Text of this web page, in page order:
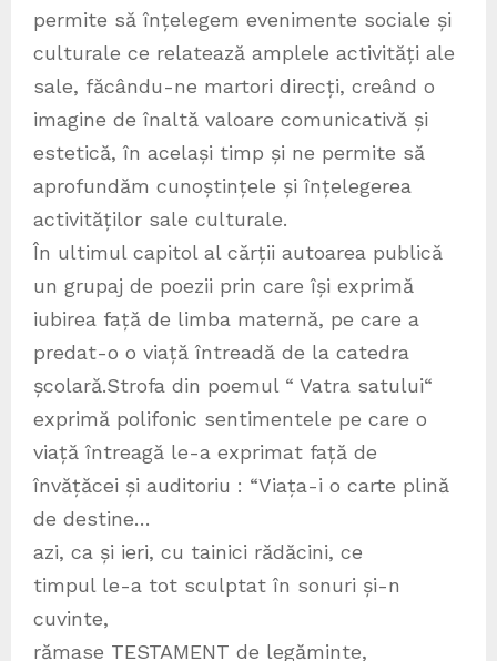
permite să înțelegem evenimente sociale și
culturale ce relatează amplele activități ale
sale, făcându-ne martori direcți, creând o
imagine de înaltă valoare comunicativă și
estetică, în același timp și ne permite să
aprofundăm cunoștințele și înțelegerea
activităților sale culturale.
În ultimul capitol al cărții autoarea publică
un grupaj de poezii prin care își exprimă
iubirea față de limba maternă, pe care a
predat-o o viață întreadă de la catedra
școlară.Strofa din poemul “ Vatra satului“
exprimă polifonic sentimentele pe care o
viață întreagă le-a exprimat față de
învățăcei și auditoriu : “Viața-i o carte plină
de destine…
azi, ca și ieri, cu tainici rădăcini, ce
timpul le-a tot sculptat în sonuri și-n
cuvinte,
rămase TESTAMENT de legăminte,